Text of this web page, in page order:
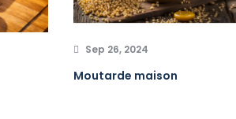
Sep 26, 2024
Moutarde maison